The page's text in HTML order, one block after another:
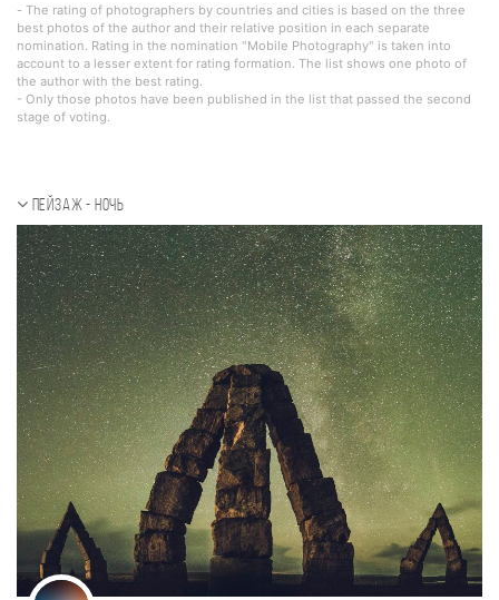
- The rating of photographers by countries and cities is based on the three
best photos of the author and their relative position in each separate
nomination. Rating in the nomination "Mobile Photography" is taken into
account to a lesser extent for rating formation. The list shows one photo of
the author with the best rating.
- Only those photos have been published in the list that passed the second
stage of voting.
Пейзаж - ночь